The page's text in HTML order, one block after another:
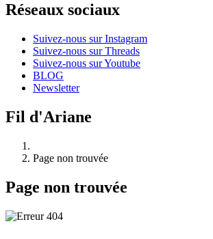
Réseaux sociaux
Suivez-nous sur Instagram
Suivez-nous sur Threads
Suivez-nous sur Youtube
BLOG
Newsletter
Fil d'Ariane
Page non trouvée
Page non trouvée